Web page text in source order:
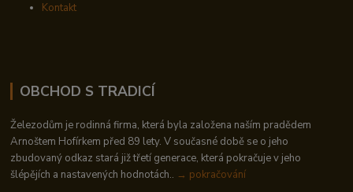
Kontakt
OBCHOD S TRADICÍ
Železodům je rodinná firma, která byla založena naším pradědem
Arnoštem Hofírkem před 89 lety. V současné době se o jeho
zbudovaný odkaz stará již třetí generace, která pokračuje v jeho
šlépějích a nastavených hodnotách.. → pokračování